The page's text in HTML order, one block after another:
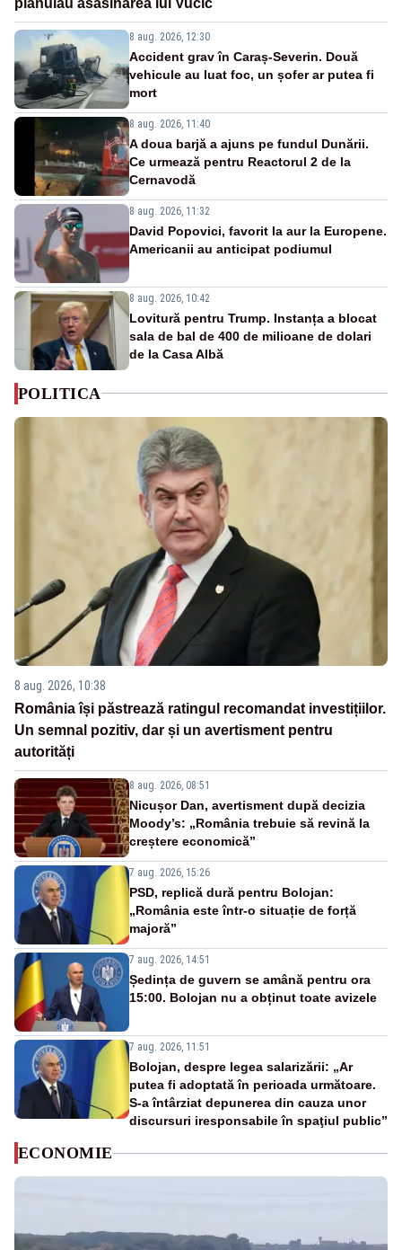
8 aug. 2026, 12:30
Accident grav în Caraș-Severin. Două
vehicule au luat foc, un șofer ar putea fi
mort
8 aug. 2026, 11:40
A doua barjă a ajuns pe fundul Dunării.
Ce urmează pentru Reactorul 2 de la
Cernavodă
8 aug. 2026, 11:32
David Popovici, favorit la aur la Europene.
Americanii au anticipat podiumul
8 aug. 2026, 10:42
Lovitură pentru Trump. Instanța a blocat
sala de bal de 400 de milioane de dolari
de la Casa Albă
POLITICA
8 aug. 2026, 10:38
România își păstrează ratingul recomandat investițiilor.
Un semnal pozitiv, dar și un avertisment pentru
autorități
8 aug. 2026, 08:51
Nicușor Dan, avertisment după decizia
Moody’s: „România trebuie să revină la
creștere economică”
7 aug. 2026, 15:26
PSD, replică dură pentru Bolojan:
„România este într-o situație de forță
majoră”
7 aug. 2026, 14:51
Ședința de guvern se amână pentru ora
15:00. Bolojan nu a obținut toate avizele
7 aug. 2026, 11:51
Bolojan, despre legea salarizării: „Ar
putea fi adoptată în perioada următoare.
S-a întârziat depunerea din cauza unor
discursuri iresponsabile în spaţiul public”
ECONOMIE